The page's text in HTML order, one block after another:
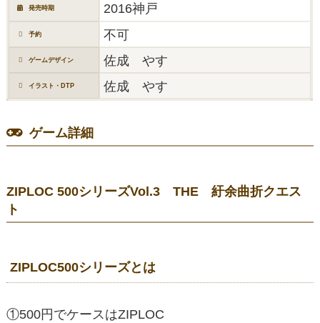
発売時期 2016神戸
予約 不可
ゲームデザイン 佐成 やす
イラスト・DTP 佐成 やす
ゲーム詳細
ZIPLOC 500シリーズVol.3 THE 紆余曲折クエス
ト
ZIPLOC500シリーズとは
①500円でケースはZIPLOC